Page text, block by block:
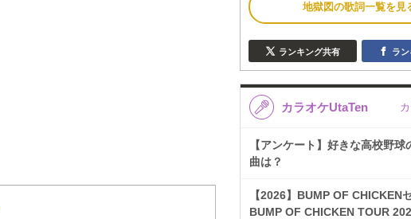
地獄図の歌詞一覧を見
ランキング共有 ラ
カラオケUtaTen
【アンケート】好きな高校野球
曲は？
【2026】BUMP OF CHICKEN
BUMP OF CHICKEN TOUR